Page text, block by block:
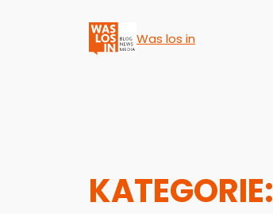
Was los in
KATEGORIE: